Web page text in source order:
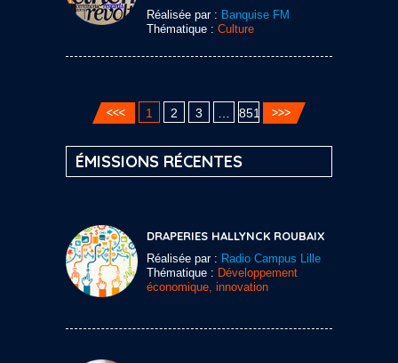
Réalisée par : Banquise FM
Thématique : Culture
1 2 3 851
ÉMISSIONS RÉCENTES
DRAPERIES HALLYNCK ROUBAIX
Réalisée par : Radio Campus Lille
Thématique : Développement
économique, innovation